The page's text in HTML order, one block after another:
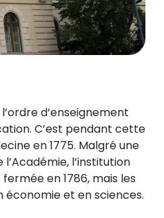
d’enseignement
C’est pendant cette
en 1775. Malgré une
l’institution
en 1786, mais les
et en sciences.